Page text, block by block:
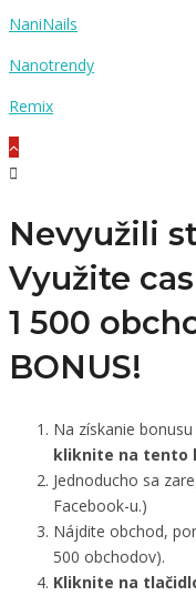
NaniNails
Nanotrendy
Remix
Nevyužili
Využite
1 500
BONUS!
Na získanie
kliknite na tento
Jednoducho sa
Facebook-u.)
Nájdite obchod,
500 obchodov).
Kliknite na